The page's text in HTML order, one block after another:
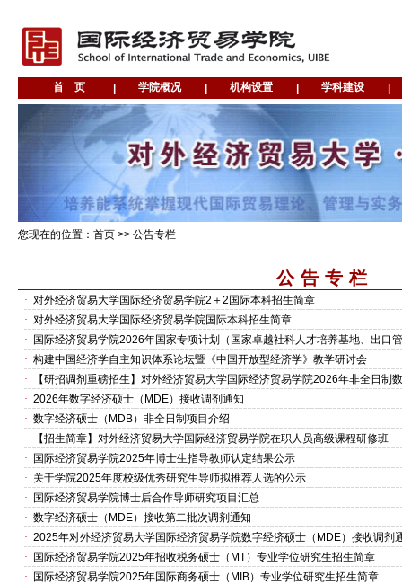
您现在的位置：首页 >> 公告专栏
公告专栏
· 对外经济贸易大学国际经济贸易学院2＋2国际本科招生简章
· 对外经济贸易大学国际经济贸易学院国际本科招生简章
·
国际经济贸易学院2026年国家专项计划（国家卓越社科人才培养基地、出口
· 构建中国经济学自主知识体系论坛暨《中国开放型经济学》教学研讨会
·
【研招调剂重磅招生】对外经济贸易大学国际经济贸易学院2026年非全日制
· 2026年数字经济硕士（MDE）接收调剂通知
· 数字经济硕士（MDB）非全日制项目介绍
·
【招生简章】对外经济贸易大学国际经济贸易学院在职人员高级课程研修班
·
国际经济贸易学院2025年博士生指导教师认定结果公示
· 关于学院2025年度校级优秀研究生导师拟推荐人选的公示
·
国际经济贸易学院博士后合作导师研究项目汇总
· 数字经济硕士（MDE）接收第二批次调剂通知
· 2025年对外经济贸易大学国际经济贸易学院数字经济硕士（MDE）接收调剂
·
国际经济贸易学院2025年招收税务硕士（MT）专业学位研究生招生简章
·
国际经济贸易学院2025年国际商务硕士（MIB）专业学位研究生招生简章